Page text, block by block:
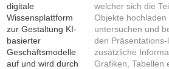
welcher sich die
Objekte
untersuchen und
den
zusätzliche
Grafiken, Tabellen
digitale
Wissensplattform
zur Gestaltung KI-
basierter
Geschäftsmodelle
auf und wird durch